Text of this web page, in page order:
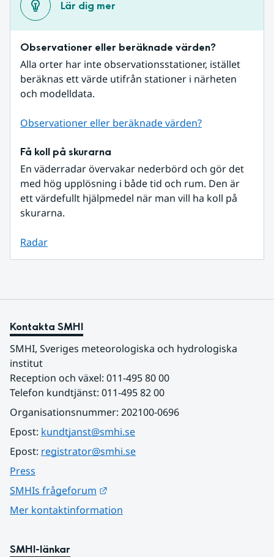
Lär dig mer
Observationer eller beräknade värden?
Alla orter har inte observationsstationer, istället
beräknas ett värde utifrån stationer i närheten
och modelldata.
Observationer eller beräknade värden?
Få koll på skurarna
En väderradar övervakar nederbörd och gör det
med hög upplösning i både tid och rum. Den är
ett värdefullt hjälpmedel när man vill ha koll på
skurarna.
Radar
Kontakta SMHI
SMHI, Sveriges meteorologiska och hydrologiska
institut
Reception och växel: 011-495 80 00
Telefon kundtjänst: 011-495 82 00
Organisationsnummer: 202100-0696
Epost: kundtjanst@smhi.se
Epost: registrator@smhi.se
Press
SMHIs frågeforum
Mer kontaktinformation
SMHI-länkar